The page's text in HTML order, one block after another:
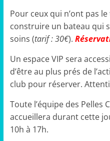
Pour ceux qui n’ont pas
construire un bateau qui
soins (tarif : 30€).
Un espace VIP sera
d’être au plus prés de
club pour réserver.
Toute l’équipe des Pelles
accueillera durant cette
10h à 17h.